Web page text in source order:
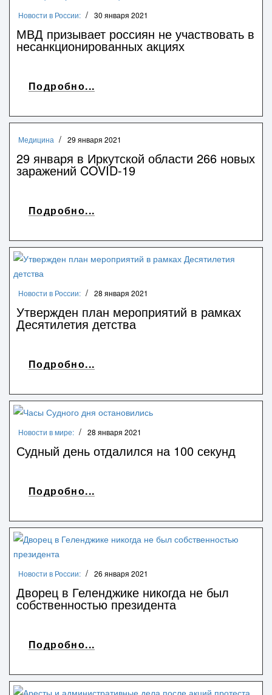
Новости в России: 30 января 2021
МВД призывает россиян не участвовать в
несанкционированных акциях
Подробно...
Медицина 29 января 2021
29 января в Иркутской области 266 новых
заражений COVID-19
Подробно...
Новости в России: 28 января 2021
Утвержден план мероприятий в рамках
Десятилетия детства
Подробно...
Новости в мире: 28 января 2021
Судный день отдалился на 100 секунд
Подробно...
Новости в России: 26 января 2021
Дворец в Геленджике никогда не был
собственностью президента
Подробно...